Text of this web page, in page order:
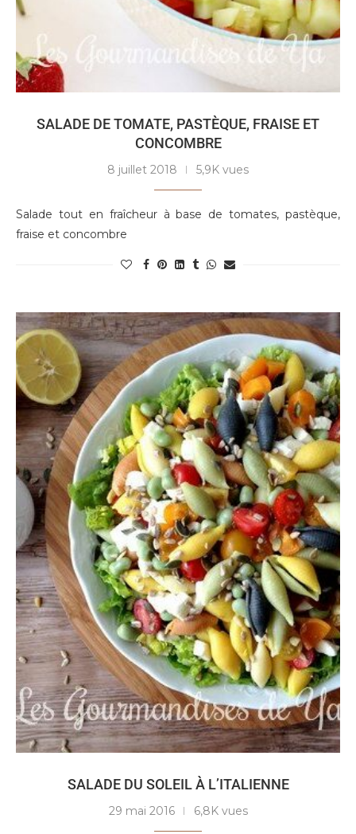
SALADE DE TOMATE, PASTÈQUE, FRAISE ET
CONCOMBRE
8 juillet 2018 5,9K vues
Salade tout en fraîcheur à base de tomates, pastèque,
fraise et concombre
SALADE DU SOLEIL À L’ITALIENNE
29 mai 2016 6,8K vues